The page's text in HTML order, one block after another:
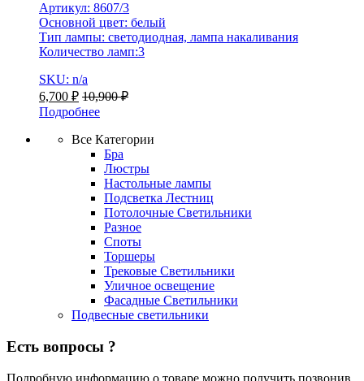
Артикул: 8607/3
Основной цвет: белый
Тип лампы: светодиодная, лампа накаливания
Количество ламп:3
SKU: n/a
6,700 ₽ 10,900₽
Подробнее
Все Категории
Бра
Люстры
Настольные лампы
Подсветка Лестниц
Потолочные Светильники
Разное
Споты
Торшеры
Трековые Светильники
Уличное освещение
Фасадные Светильники
Подвесные светильники
Есть вопросы ?
Подробную информацию о товаре можно получить позвонив